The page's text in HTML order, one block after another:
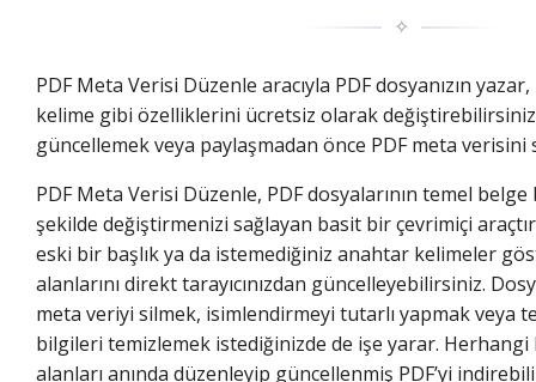
✧
PDF Meta Verisi Düzenle aracıyla PDF dosyanızın
kelime gibi özelliklerini ücretsiz olarak
güncellemek veya paylaşmadan önce PDF meta verisini
PDF Meta Verisi Düzenle, PDF dosyalarının temel
şekilde değiştirmenizi sağlayan basit bir çevrimiçi araçtır.
eski bir başlık ya da istemediğiniz anahtar kelimeler
alanlarını direkt tarayıcınızdan güncelleyebilirsiniz.
meta veriyi silmek, isimlendirmeyi tutarlı yapmak veya
bilgileri temizlemek istediğinizde de işe yarar.
alanları anında düzenleyip güncellenmiş PDF’yi